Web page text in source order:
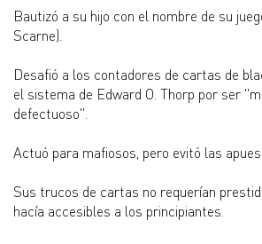
Bautizó a su hijo con el nombre de su
Scarne).
Desafió a los contadores de cartas de
el sistema de Edward O. Thorp por ser
defectuoso".
Actuó para mafiosos, pero evitó las
Sus trucos de cartas no requerían
hacía accesibles a los principiantes.